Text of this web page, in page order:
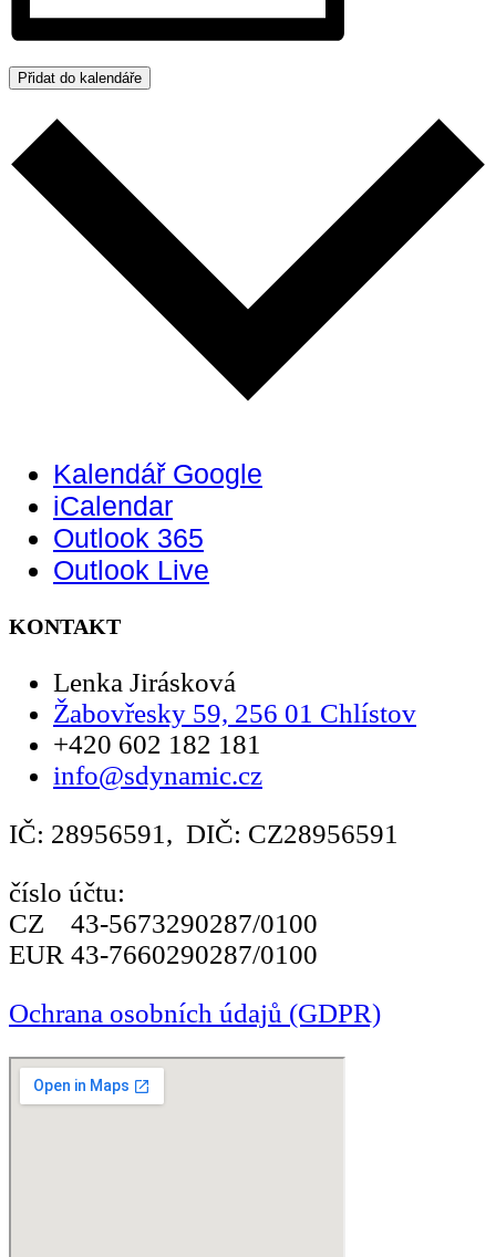
Přidat do kalendáře
Kalendář Google
iCalendar
Outlook 365
Outlook Live
KONTAKT
Lenka Jirásková
Žabovřesky 59, 256 01 Chlístov
+420 602 182 181
info@sdynamic.cz
IČ: 28956591, DIČ: CZ28956591
číslo účtu:
CZ 43-5673290287/0100
EUR 43-7660290287/0100
Ochrana osobních údajů (GDPR)